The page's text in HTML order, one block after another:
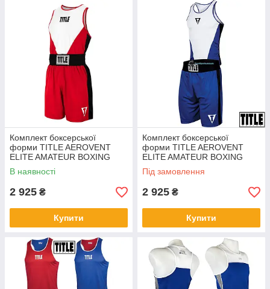
Комплект боксерської
форми TITLE AEROVENT
ELITE AMATEUR BOXING
SET 18
В наявності
2 925 ₴
Купити
Комплект боксерської
форми TITLE AEROVENT
ELITE AMATEUR BOXING
SET 3
Під замовлення
2 925 ₴
Купити